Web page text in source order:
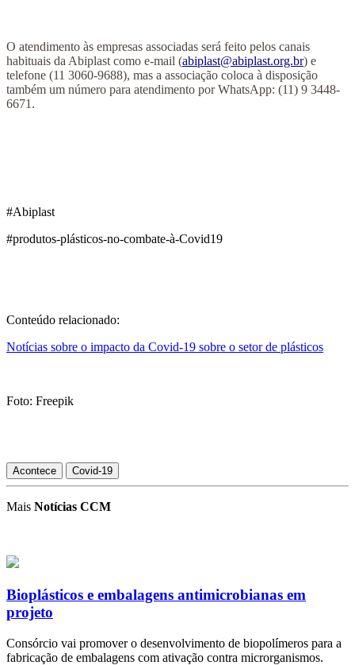
O atendimento às empresas associadas será feito pelos canais
habituais da Abiplast como e-mail (abiplast@abiplast.org.br) e
telefone (11 3060-9688), mas a associação coloca à disposição
também um número para atendimento por WhatsApp: (11) 9 3448-
6671.
#Abiplast
#produtos-plásticos-no-combate-à-Covid19
Conteúdo relacionado:
Notícias sobre o impacto da Covid-19 sobre o setor de plásticos
Foto: Freepik
Acontece Covid-19
Mais Notícias CCM
Bioplásticos e embalagens antimicrobianas em
projeto
Consórcio vai promover o desenvolvimento de biopolímeros para a
fabricação de embalagens com ativação contra microrganismos.